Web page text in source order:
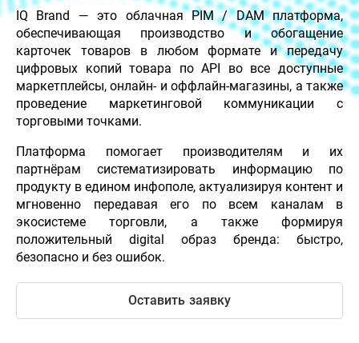
IQ Brand — это облачная PIM / DAM платформа,
обеспечивающая производство и обогащение
карточек товаров в любом формате и передачу
цифровых копий товара по API во все доступные
маркетплейсы, онлайн- и оффлайн-магазины, а также
проведение маркетинговой коммуникации с
торговыми точками.
Платформа помогает производителям и их
партнёрам систематизировать информацию по
продукту в едином инфополе, актуализируя контент и
мгновенно передавая его по всем каналам в
экосистеме торговли, а также формируя
положительный digital образ бренда: быстро,
безопасно и без ошибок.
Оставить заявку